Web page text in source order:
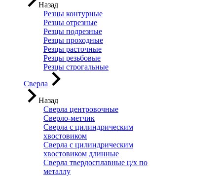
Назад
Резцы контурные
Резцы отрезные
Резцы подрезные
Резцы проходные
Резцы расточные
Резцы резьбовые
Резцы строгальные
Сверла
Назад
Сверла центровочные
Сверло-метчик
Сверла с цилиндрическим
хвостовиком
Сверла с цилиндрическим
хвостовиком длинные
Сверла твердосплавные ц/х по
металлу